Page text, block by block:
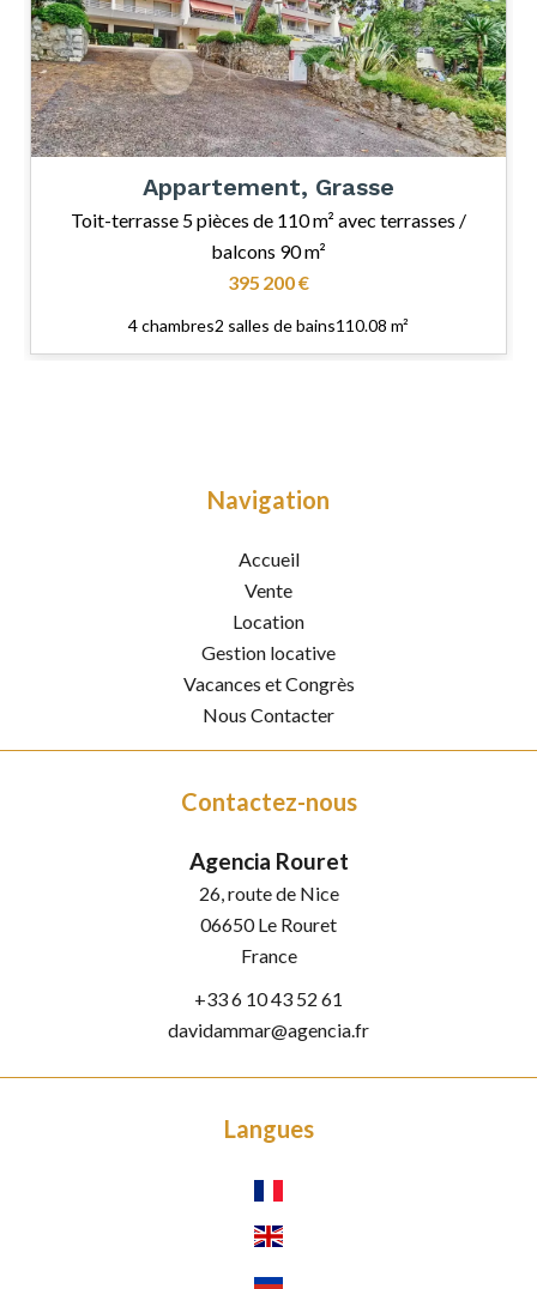
Appartement, Grasse
Toit-terrasse 5 pièces de 110 m² avec terrasses /
balcons 90 m²
395 200 €
4 chambres2 salles de bains110.08 m²
Navigation
Accueil
Vente
Location
Gestion locative
Vacances et Congrès
Nous Contacter
Contactez-nous
Agencia Rouret
26, route de Nice
06650Le Rouret
France
+33 6 10 43 52 61
davidammar@agencia.fr
Langues